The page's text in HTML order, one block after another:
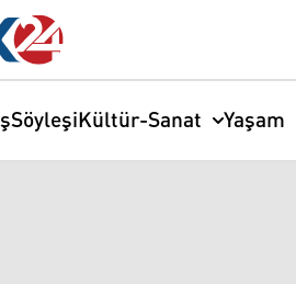
SöyleşiKültür-Sanat Yaşam